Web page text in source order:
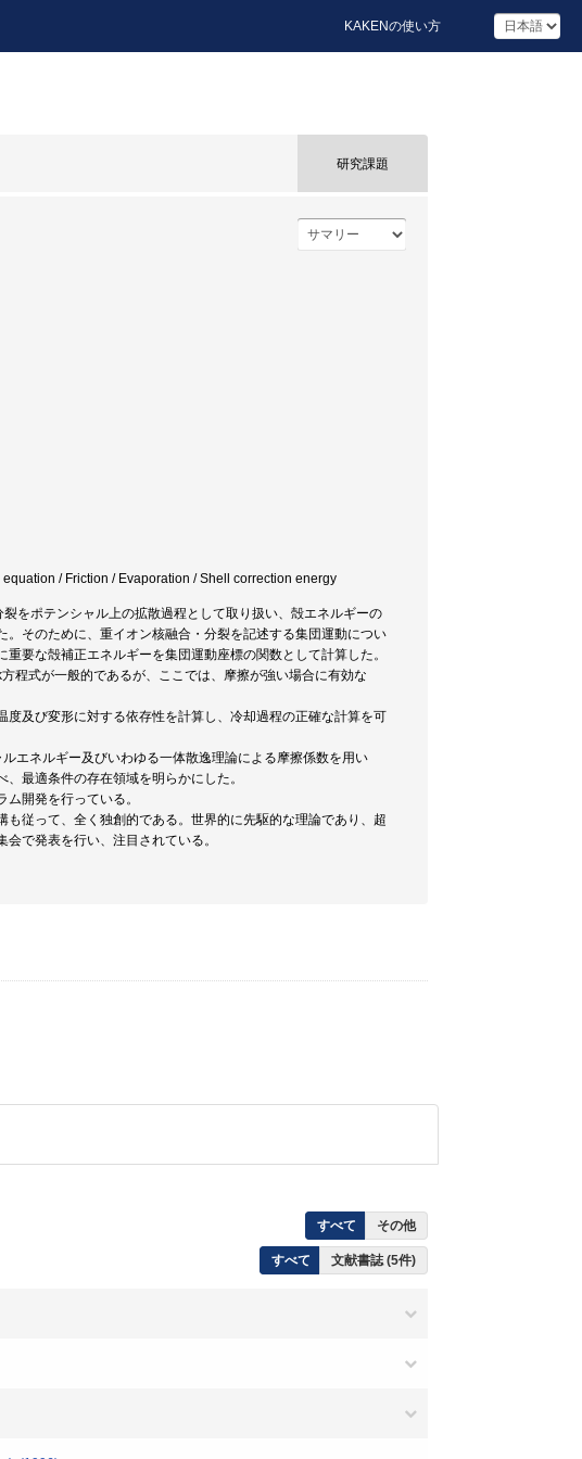
KAKENの使い方
研究課題
/ Friction / Evaporation / Shell correction energy
をポテンシャル上の拡散過程として取り扱い、殻エネルギーの
そのために、重イオン核融合・分裂を記述する集団運動につい
要な殻補正エネルギーを集団運動座標の関数として計算した。
程式が一般的であるが、ここでは、摩擦が強い場合に有効な
及び変形に対する依存性を計算し、冷却過程の正確な計算を可
エネルギー及びいわゆる一体散逸理論による摩擦係数を用い
最適条件の存在領域を明らかにした。
開発を行っている。
従って、全く独創的である。世界的に先駆的な理論であり、超
で発表を行い、注目されている。
すべて その他
すべて 文献書誌 (5件)